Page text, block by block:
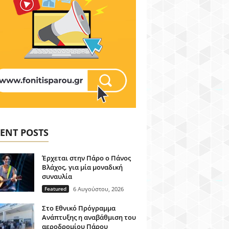
POSTS
Έρχεται στην Πάρο ο Πάνος
Βλάχος, για μία μοναδική
συναυλία
Featured 6 Αυγούστου, 2026
Στο Εθνικό Πρόγραμμα
Ανάπτυξης η αναβάθμιση του
αεροδρομίου Πάρου